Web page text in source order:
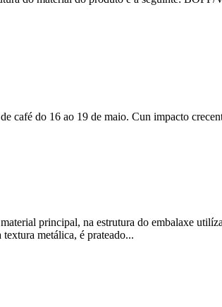
do 16 ao 19 de maio. Cun impacto
principal, na estrutura do embalaxe
metálica, é prateado...